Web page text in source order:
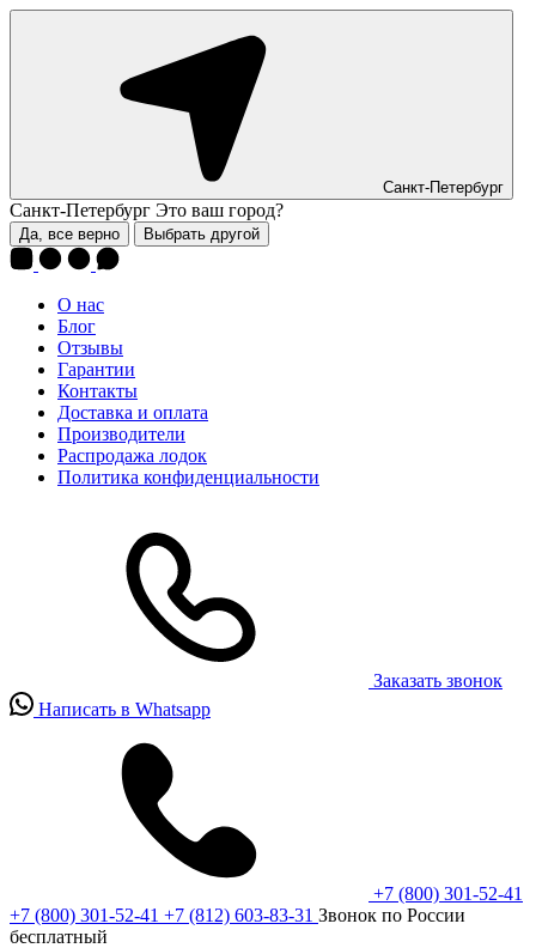
Санкт-Петербург
Санкт-Петербург Это ваш город?
Да, все верно Выбрать другой
О нас
Блог
Отзывы
Гарантии
Контакты
Доставка и оплата
Производители
Распродажа лодок
Политика конфиденциальности
Заказать звонок
Написать в Whatsapp
+7 (800) 301-52-41
+7 (800) 301-52-41 +7 (812) 603-83-31 Звонок по России
бесплатный